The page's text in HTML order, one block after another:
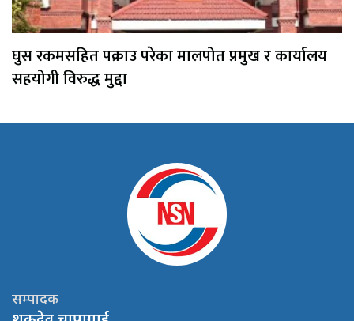
घुस रकमसहित पक्राउ परेका मालपोत प्रमुख र कार्यालय
सहयोगी विरुद्ध मुद्दा
सम्पादक